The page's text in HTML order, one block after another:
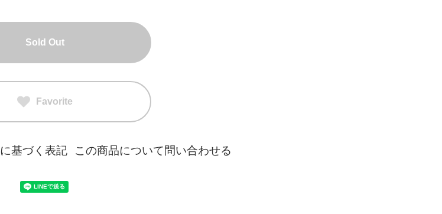
Sold Out
Favorite
基づく表記 この商品について問い合わせる